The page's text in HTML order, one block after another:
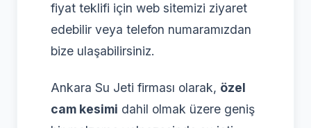
fiyat teklifi için web sitemizi ziyaret
edebilir veya telefon numaramızdan
bize ulaşabilirsiniz.
Ankara Su Jeti firması olarak, özel
cam kesimi dahil olmak üzere geniş